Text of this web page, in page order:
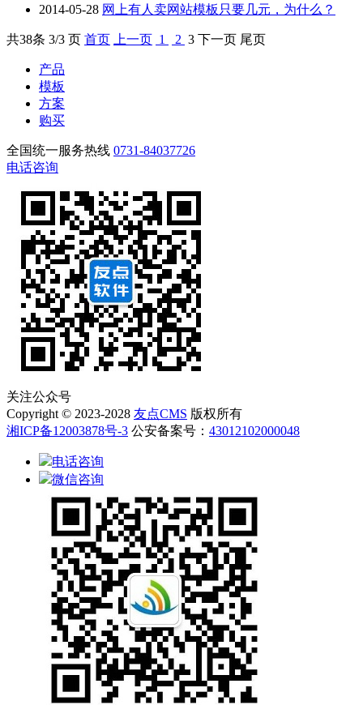
2014-05-28 网上有人卖网站模板只要几元，为什么？
共38条 3/3 页 首页 上一页 1 2 3 下一页 尾页
产品
模板
方案
购买
全国统一服务热线 0731-84037726
电话咨询
关注公众号
Copyright © 2023-2028 友点CMS 版权所有
湘ICP备12003878号-3 公安备案号： 43012102000048
电话咨询
微信咨询